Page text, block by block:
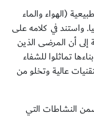
(الهواء والماء
واستند في كلامه على
أن المرضى الذين
تماثلوا للشفاء
عالية وتخلو من
النشاطات التي